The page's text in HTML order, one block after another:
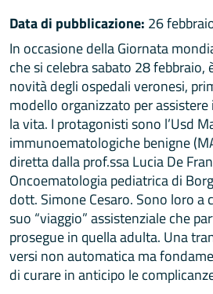
Data di pubblicazione: 26
In occasione della Giornata
che si celebra sabato 28 febbraio,
novità degli ospedali veronesi,
modello organizzato per
la vita. I protagonisti sono l’Usd
immunoematologiche benigne
diretta dalla prof.ssa Lucia De
Oncoematologia pediatrica di
dott. Simone Cesaro. Sono loro a
suo “viaggio” assistenziale che
prosegue in quella adulta. Una
versi non automatica ma
di curare in anticipo le